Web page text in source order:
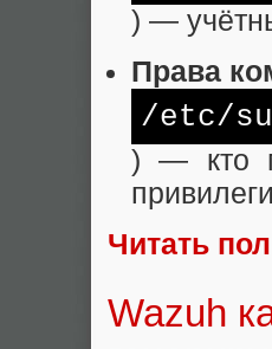
) —
Права
/etc/
) — кто
Читать
Wazuh